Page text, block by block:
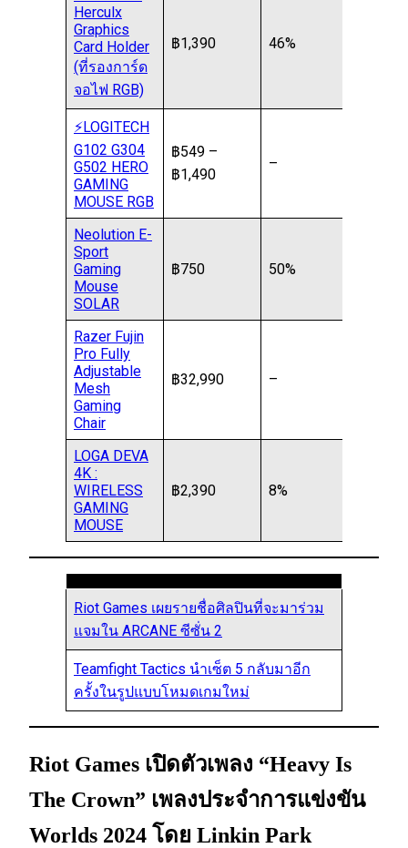
Herculx
Graphics
Card Holder
(ที่รองการ์ด
จอไฟ RGB)
฿1,390 46%
⚡️LOGITECH
G102 G304
G502 HERO
GAMING
MOUSE RGB
฿549 –
฿1,490
–
Neolution E-
Sport
Gaming
Mouse
SOLAR
฿750 50%
Razer Fujin
Pro Fully
Adjustable
Mesh
Gaming
Chair
฿32,990 –
LOGA DEVA
4K :
WIRELESS
GAMING
MOUSE
฿2,390 8%
Riot Games เผยรายชื่อศิลปินที่จะมาร่วม
แจมใน ARCANE ซีซั่น 2
Teamfight Tactics นำเซ็ต 5 กลับมาอีก
ครั้งในรูปแบบโหมดเกมใหม่
Riot Games เปิดตัวเพลง “Heavy Is
The Crown” เพลงประจำการแข่งขัน
Worlds 2024 โดย Linkin Park